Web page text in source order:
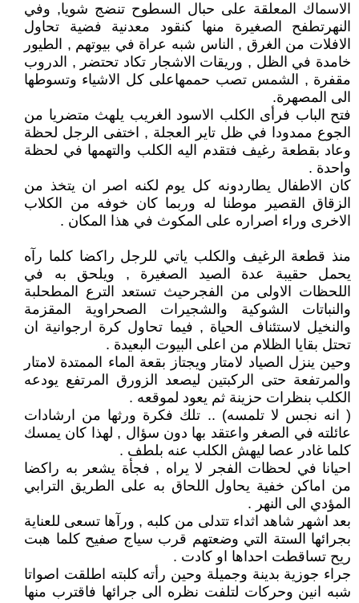
الاسماك المعلقة على حبال السطوح تنضج شويا, وفي
النهرتطفح الصغيرة منها كنقود معدنية فضية تحاول
الافلات من الغرق , الناس شبه عراة في بيوتهم , الطيور
خامدة في الظل , وريقات الاشجار تكاد تحتضر , الدروب
مقفرة , الشمس تصب حممهاعلى كل الاشياء وتسوطها
الى المصهرة.
فتح الباب فرأى الكلب الاسود الغريب يلهث متضريا من
الجوع ممدودا في ظل تاير العجلة , اختفى الرجل لحظة
وعاد بقطعة رغيف فتقدم اليه الكلب والتهمها في لحظة
واحدة .
كان الاطفال يطاردونه كل يوم لكنه اصر ان يتخذ من
الزقاق القصير موطنا له وربما كان خوفه من الكلاب
الاخرى وراء اصراره على المكوث في هذا المكان .
منذ قطعة الرغيف والكلب ياتي للرجل راكضا كلما رآه
يحمل حقيبة عدة الصيد الصغيرة , ويلحق به في
اللحظات الاولى من الفجرحيث تستعد الترع المطحلبة
والنباتات الشوكية والشجيرات الصحراوية المقزمة
والنخيل لاستئناف الحياة , فيما تحاول كرة ارجوانية ان
تحتل بقايا الظلام من اعلى البيوت البعيدة .
وحين ينزل الصياد لامتار ويجتاز بقعة الماء الممتدة لامتار
والمرتفعة حتى الركبتين ليصعد الزورق المرتفع يودعه
الكلب بنظرات حزينة ثم يعود لموقعه .
( انه نجس لا تلمسه) .. تلك فكرة ورثها من ارشادات
عائلته في الصغر واعتقد بها دون سؤال , لهذا كان يمسك
كلما غادر عصا ليهش الكلب عنه بلطف .
احيانا في لحظات الفجر لا يراه , فجأة يشعر به راكضا
من اماكن خفية يحاول اللحاق به على الطريق الترابي
المؤدي الى النهر .
بعد اشهر شاهد اثداء تتدلى من كلبه , ورآها تسعى للعناية
بجرائها الستة التي وضعتهم قرب سياج صفيح كلما هبت
ريح تساقطت احداها او كادت .
جراء جوزية بدينة وجميلة وحين رأته كلبته اطلقت اصواتا
شبه انين وحركات لتلفت نظره الى جرائها فاقترب منها